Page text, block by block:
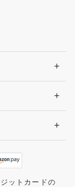
+
+
+
ットカードの